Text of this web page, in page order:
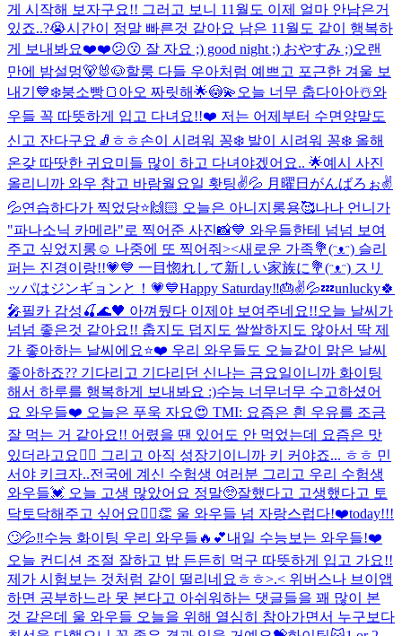
게 시작해 보자구요!! 그러고 보니 11월도 이제 얼마 안남은거
있죠..?😭시간이 정말 빠른것 같아요 남은 11월도 같이 행복하
게 보내봐요❤️❤️😕😗 잘 자요 ;) good night ;) おやすみ ;)오랜
만에 밤설멍🐻🐰🐶할룽 다들 우아처럼 예쁘고 포근한 겨울 보
내기💙❄️붕소빵🍞 아오 짜릿해🌟😳💫 오늘 너무 춥다아아☃️와
우들 꼭 따뜻하게 입고 다녀요!!❤️ 저는 어제부터 수면양말도
신고 잔다구요🧦ㅎㅎ손이 시려워 꽁❄️ 발이 시려워 꽁❄️ 올해
온갖 따땃한 귀요미들 많이 하고 다녀야겠어요.. 🌟예시 사진
올리니까 와우 참고 바람월요일 홧팅✌️💦 月曜日がんばろぉ✌️
💦연습하다가 찍었당⭐️🙌🏻 오늘은 아니지롱용🥰나나 언니가
"파나소닉 카메라"로 찍어준 사진📸💙 와우들한테 넘넘 보여
주고 싶었지롱☺️ 나중에 또 찍어줘><새로운 가족💐(ᵔᴥᵔ) 슬리
퍼는 진경이랑!!💗💙 一目惚れして新しい家族に💐(ᵔᴥᵔ) スリ
ッパはジンギョンと！💗💙Happy Saturday‼️🎂✌️💦💤unlucky🍀
🎤필카 감성🍒🌊🖤 아껴뒀다 이제야 보여주네요!!오늘 날씨가
넘넘 좋은것 같아요!! 춥지도 덥지도 쌀쌀하지도 않아서 딱 제
가 좋아하는 날씨에요⭐️❤️ 우리 와우들도 오늘같이 맑은 날씨
좋아하죠?? 기다리고 기다리던 신나는 금요일이니까 화이팅
해서 하루를 행복하게 보내봐요 :)수능 너무너무 수고하셨어
요 와우들❤️ 오늘은 푸욱 자요😍 TMI: 요즘은 흰 우유를 조금
잘 먹는 거 같아요!! 어렸을 땐 있어도 안 먹었는데 요즘은 맛
있더라고요👍🏻 그리고 아직 성장기이니까 키 커야죠... ㅎㅎ 민
서야 키크자..전국에 계신 수험생 여러분 그리고 우리 수험생
와우들💓 오늘 고생 많았어요 정말🥺잘했다고 고생했다고 토
닥토닥해주고 싶어요🙆‍♀️👏 울 와우들 넘 자랑스럽다!❤️today!!!
🙄💦‼️수능 화이팅 우리 와우들🔥💕내일 수능보는 와우들!❤️
오늘 컨디션 조절 잘하고 밥 든든히 먹구 따뜻하게 입고 가요!!
제가 시험보는 것처럼 같이 떨리네요ㅎㅎ>.< 위버스나 브이앱
하면 공부하느라 못 본다고 아쉬워하는 댓글들을 꽤 많이 본
것 같은데 울 와우들 오늘을 위해 열심히 참아가면서 누구보다